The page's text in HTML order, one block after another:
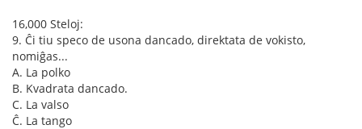
16,000 Steloj:
9. Ĉi tiu speco de usona dancado, direktata de vokisto,
nomiĝas...
A. La polko
B. Kvadrata dancado.
C. La valso
Ĉ. La tango